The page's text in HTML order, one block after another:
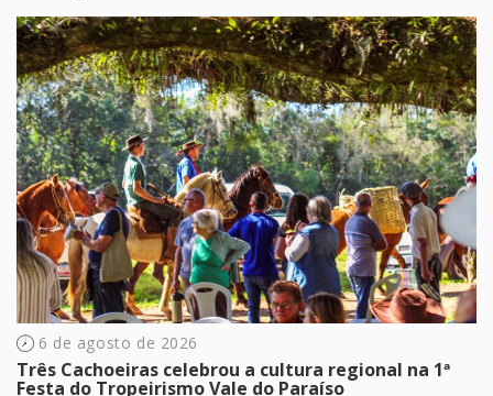
6 de agosto de 2026
Três Cachoeiras celebrou a cultura regional na 1ª
Festa do Tropeirismo Vale do Paraíso